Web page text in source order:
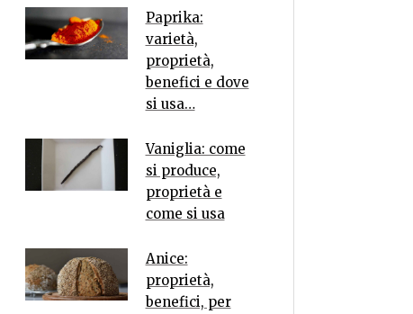
Paprika:
varietà,
proprietà,
benefici e dove
si usa…
Vaniglia: come
si produce,
proprietà e
come si usa
Anice:
proprietà,
benefici, per